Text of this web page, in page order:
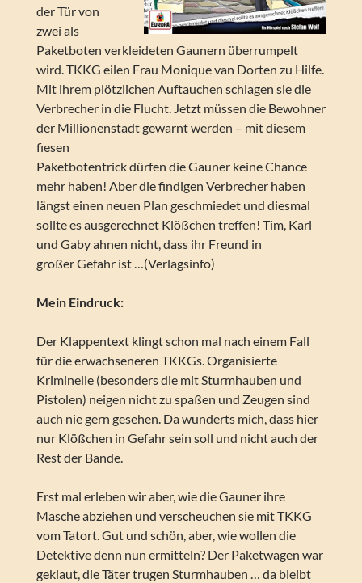
der Tür von
zwei als
Paketboten verkleideten Gaunern überrumpelt
wird. TKKG eilen Frau Monique van Dorten zu Hilfe.
Mit ihrem plötzlichen Auftauchen schlagen sie die
Verbrecher in die Flucht. Jetzt müssen die Bewohner
der Millionenstadt gewarnt werden – mit diesem
fiesen
Paketbotentrick dürfen die Gauner keine Chance
mehr haben! Aber die findigen Verbrecher haben
längst einen neuen Plan geschmiedet und diesmal
sollte es ausgerechnet Klößchen treffen! Tim, Karl
und Gaby ahnen nicht, dass ihr Freund in
großer Gefahr ist …(Verlagsinfo)
Mein Eindruck:
Der Klappentext klingt schon mal nach einem Fall
für die erwachseneren TKKGs. Organisierte
Kriminelle (besonders die mit Sturmhauben und
Pistolen) neigen nicht zu spaßen und Zeugen sind
auch nie gern gesehen. Da wunderts mich, dass hier
nur Klößchen in Gefahr sein soll und nicht auch der
Rest der Bande.
Erst mal erleben wir aber, wie die Gauner ihre
Masche abziehen und verscheuchen sie mit TKKG
vom Tatort. Gut und schön, aber, wie wollen die
Detektive denn nun ermitteln? Der Paketwagen war
geklaut, die Täter trugen Sturmhauben … da bleibt